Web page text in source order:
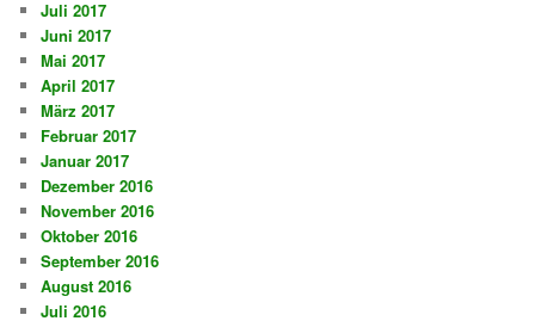
Juli 2017
Juni 2017
Mai 2017
April 2017
März 2017
Februar 2017
Januar 2017
Dezember 2016
November 2016
Oktober 2016
September 2016
August 2016
Juli 2016